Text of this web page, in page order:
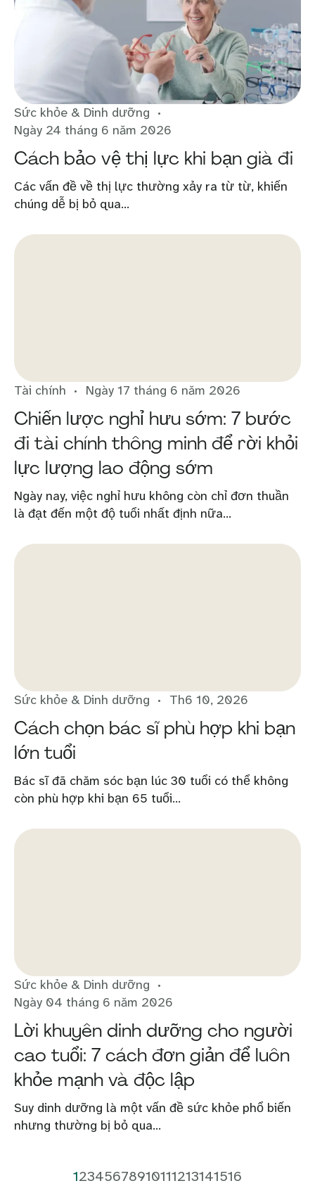
Sức khỏe & Dinh dưỡng
Ngày 24 tháng 6 năm 2026
Cách bảo vệ thị lực khi bạn già đi
Các vấn đề về thị lực thường xảy ra từ từ, khiến
chúng dễ bị bỏ qua...
Tài chính Ngày 17 tháng 6 năm 2026
Chiến lược nghỉ hưu sớm: 7 bước
đi tài chính thông minh để rời khỏi
lực lượng lao động sớm
Ngày nay, việc nghỉ hưu không còn chỉ đơn thuần
là đạt đến một độ tuổi nhất định nữa...
Sức khỏe & Dinh dưỡng Th6 10, 2026
Cách chọn bác sĩ phù hợp khi bạn
lớn tuổi
Bác sĩ đã chăm sóc bạn lúc 30 tuổi có thể không
còn phù hợp khi bạn 65 tuổi...
Sức khỏe & Dinh dưỡng
Ngày 04 tháng 6 năm 2026
Lời khuyên dinh dưỡng cho người
cao tuổi: 7 cách đơn giản để luôn
khỏe mạnh và độc lập
Suy dinh dưỡng là một vấn đề sức khỏe phổ biến
nhưng thường bị bỏ qua...
12345678910111213141516